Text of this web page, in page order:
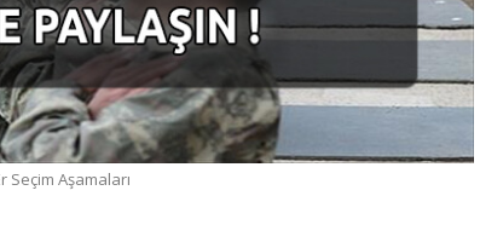
Seçim Aşamaları